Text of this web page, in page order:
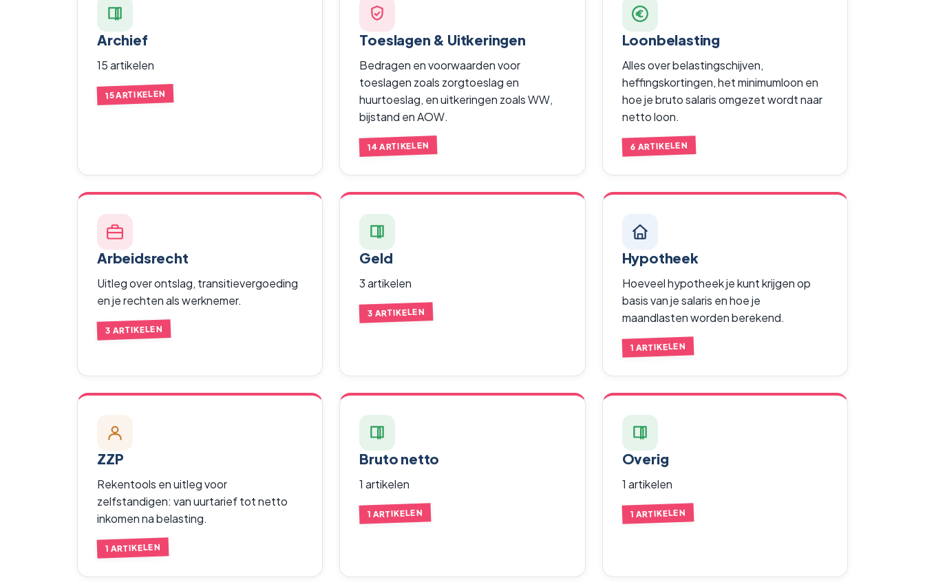
Archief
15 artikelen
15 ARTIKELEN
Toeslagen & Uitkeringen
Bedragen en voorwaarden voor
toeslagen zoals zorgtoeslag en
huurtoeslag, en uitkeringen zoals WW,
bijstand en AOW.
14 ARTIKELEN
Loonbelasting
Alles over belastingschijven,
heffingskortingen, het minimumloon en
hoe je bruto salaris omgezet wordt naar
netto loon.
6 ARTIKELEN
Arbeidsrecht
Uitleg over ontslag, transitievergoeding
en je rechten als werknemer.
3 ARTIKELEN
Geld
3 artikelen
3 ARTIKELEN
Hypotheek
Hoeveel hypotheek je kunt krijgen op
basis van je salaris en hoe je
maandlasten worden berekend.
1 ARTIKELEN
ZZP
Rekentools en uitleg voor
zelfstandigen: van uurtarief tot netto
inkomen na belasting.
1 ARTIKELEN
Bruto netto
1 artikelen
1 ARTIKELEN
Overig
1 artikelen
1 ARTIKELEN